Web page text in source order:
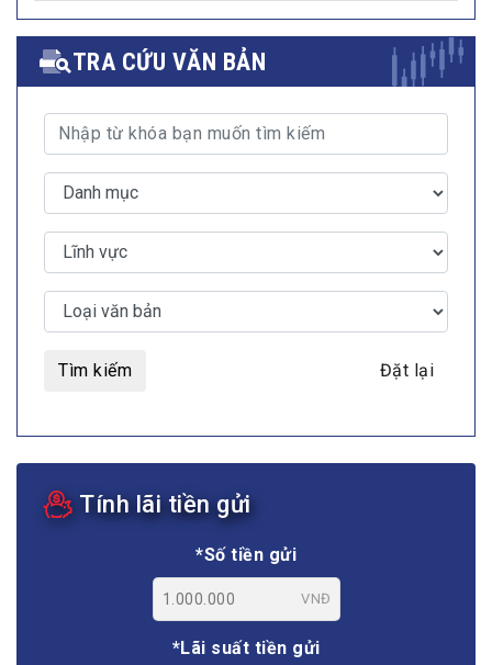
TRA CỨU VĂN BẢN
Tìm kiếm Đặt lại
Tính lãi tiền gửi
*Số tiền gửi
VNĐ
*Lãi suất tiền gửi